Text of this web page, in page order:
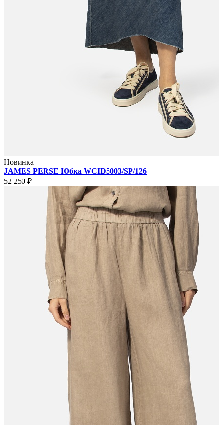
Новинка
JAMES PERSE Юбка WCID5003/SP/126
52 250 ₽